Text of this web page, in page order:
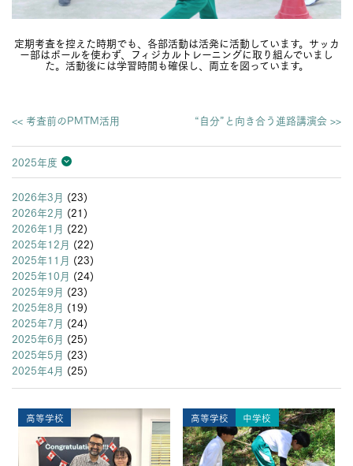
定期考査を控えた時期でも、各部活動は活発に活動しています。サッカ
ー部はボールを使わず、フィジカルトレーニングに取り組んでいまし
た。活動後には学習時間も確保し、両立を図っています。
<< 考査前のPMTM活用 “自分”と向き合う進路講演会 >>
2025年度
2026年度
2025年度
2024年度
2023年度
2022年度
2021年度
2020年度
2019年度
2018年度
2017年度
2016年度
2015年度
2014年度
2013年度
2026年3月 (23)
2026年2月 (21)
2026年1月 (22)
2025年12月 (22)
2025年11月 (23)
2025年10月 (24)
2025年9月 (23)
2025年8月 (19)
2025年7月 (24)
2025年6月 (25)
2025年5月 (23)
2025年4月 (25)
高等学校 高等学校 中学校